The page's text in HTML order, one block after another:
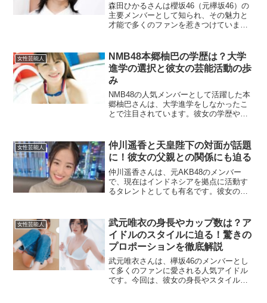
森田ひかるさんは櫻坂46（元欅坂46）の
主要メンバーとして知られ、その魅力と
才能で多くのファンを惹きつけていま
す。本記事では、森田ひかるさんとジャ
ニーズに関する噂や共通点...
女性芸能人
NMB48本郷柚巴の学歴は？大学
進学の選択と彼女の芸能活動の歩
み
NMB48の人気メンバーとして活躍した本
郷柚巴さんは、大学進学をしなかったこ
とで注目されています。彼女の学歴や進
郷柚巴さんは、NMB48での活動を続ける
ために大学へは進...
女性芸能人
仲川遥香と天皇陛下の対面が話題
に！彼女の父親との関係にも迫る
仲川遥香さんは、元AKB48のメンバー
で、現在はインドネシアを拠点に活動す
るタレントとしても有名です。彼女の成
親」との関係について焦点を当ててみま
しょう。特に天皇陛下との...
女性芸能人
武元唯衣の身長やカップ数は？ア
イドルのスタイルに迫る！驚きの
プロポーションを徹底解説
武元唯衣さんは、欅坂46のメンバーとし
て多くのファンに愛される人気アイドル
です。今回は、彼女の身長やスタイルに